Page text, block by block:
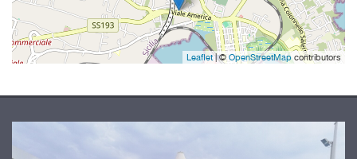
Leaflet| ©OpenStreetMap contributors
rimanda
alla
cookie
policy.
modificare